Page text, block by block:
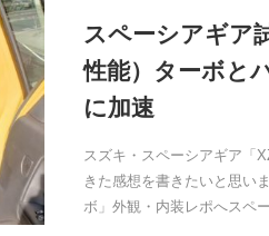
スペーシアギア
性能）ターボと
に加速
スズキ・スペーシアギア「
きた感想を書きたいと思い
ボ」外観・内装レポへスペ